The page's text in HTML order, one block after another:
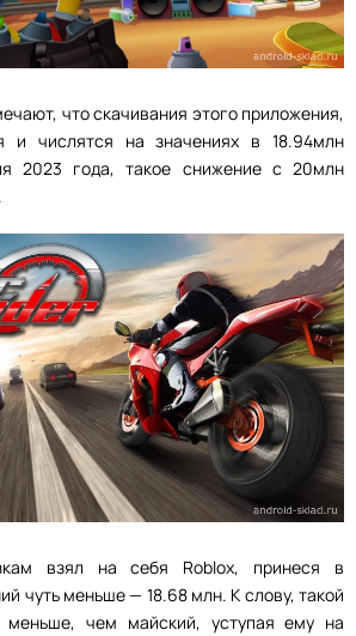
что скачивания этого приложения,
и числятся на значениях в 18.94млн
2023 года, такое снижение с 20млн
взял на себя Roblox, принеся в
чуть меньше — 18.68 млн. К слову, такой
меньше, чем майский, уступая ему на